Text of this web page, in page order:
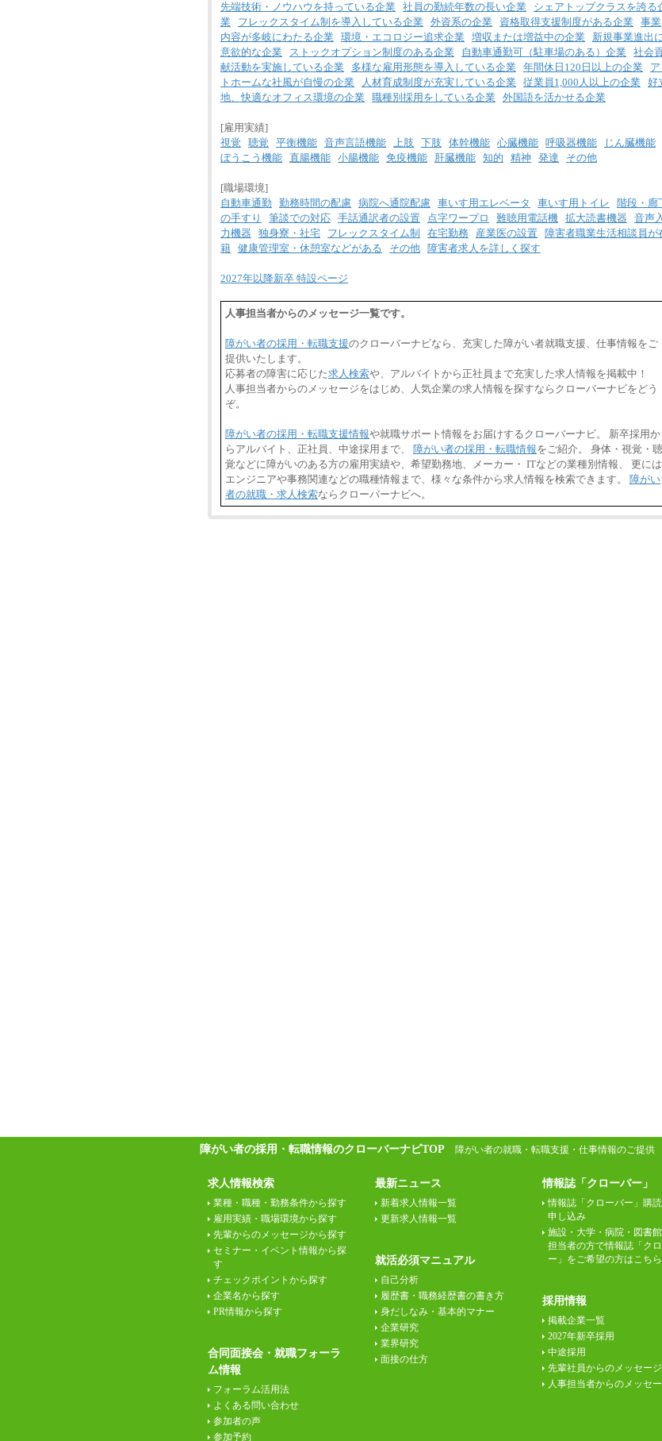
先端技術・ノウハウを持っている企業 社員の勤続年数の長い企業
シェアトップクラスを誇る
業
フレックスタイム制を導入している企業 外資系の企業 資格取得支援制度がある企業 事業
内容が多岐にわたる企業 環境・エコロジー追求企業 増収または増益中の企業
新規事業進出
意欲的な企業
ストックオプション制度のある企業 自動車通勤可（駐車場のある）企業 社会
献活動を実施している企業
多様な雇用形態を導入している企業 年間休日120日以上の企業
ア
トホームな社風が自慢の企業
人材育成制度が充実している企業 従業員1,000人以上の企業 好
地、快適なオフィス環境の企業 職種別採用をしている企業 外国語を活かせる企業
[雇用実績]
視覚
聴覚 平衡機能 音声言語機能 上肢 下肢 体幹機能 心臓機能 呼吸器機能
じん臓機能
ぼうこう機能 直腸機能 小腸機能 免疫機能 肝臓機能 知的 精神 発達 その他
[職場環境]
自動車通勤
勤務時間の配慮 病院へ通院配慮 車いす用エレベータ 車いす用トイレ
階段・廊
の手すり
筆談での対応 手話通訳者の設置 点字ワープロ 難聴用電話機 拡大読書機器
音声
力機器
独身寮・社宅 フレックスタイム制 在宅勤務 産業医の設置
障害者職業生活相談員が
籍 健康管理室・休憩室などがある その他 障害者求人を詳しく探す
2027年以降新卒 特設ページ
人事担当者からのメッセージ一覧です。
障がい者の採用・転職支援のクローバーナビなら、充実した障がい者就職支援、仕事情報をご
提供いたします。
応募者の障害に応じた求人検索や、アルバイトから正社員まで充実した求人情報を掲載中！
人事担当者からのメッセージをはじめ、人気企業の求人情報を探すならクローバーナビをどう
ぞ。
障がい者の採用・転職支援情報や就職サポート情報をお届けするクローバーナビ。 新卒採用か
らアルバイト、正社員、中途採用まで、 障がい者の採用・転職情報をご紹介。 身体・視覚・聴
覚などに障がいのある方の雇用実績や、希望勤務地、メーカー・ ITなどの業種別情報、 更には
エンジニアや事務関連などの職種情報まで、様々な条件から求人情報を検索できます。 障がい
者の就職・求人検索ならクローバーナビへ。
障がい者の採用・転職情報のクローバーナビTOP 障がい者の就職・転職支援・仕事情報のご提供
求人情報検索
業種・職種・勤務条件から探す
雇用実績・職場環境から探す
先輩からのメッセージから探す
セミナー・イベント情報から探
す
チェックポイントから探す
企業名から探す
PR情報から探す
合同面接会・就職フォーラ
ム情報
フォーラム活用法
よくある問い合わせ
参加者の声
参加予約
最新ニュース
新着求人情報一覧
更新求人情報一覧
就活必須マニュアル
自己分析
履歴書・職務経歴書の書き方
身だしなみ・基本的マナー
企業研究
業界研究
面接の仕方
情報誌「クローバー」
情報誌「クローバー」購
申し込み
施設・大学・病院・図書
担当者の方で情報誌「ク
ー」をご希望の方はこち
採用情報
掲載企業一覧
2027年新卒採用
中途採用
先輩社員からのメッセージ
人事担当者からのメッセ